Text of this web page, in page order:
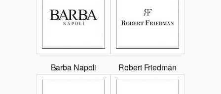
Barba Napoli Robert Friedman